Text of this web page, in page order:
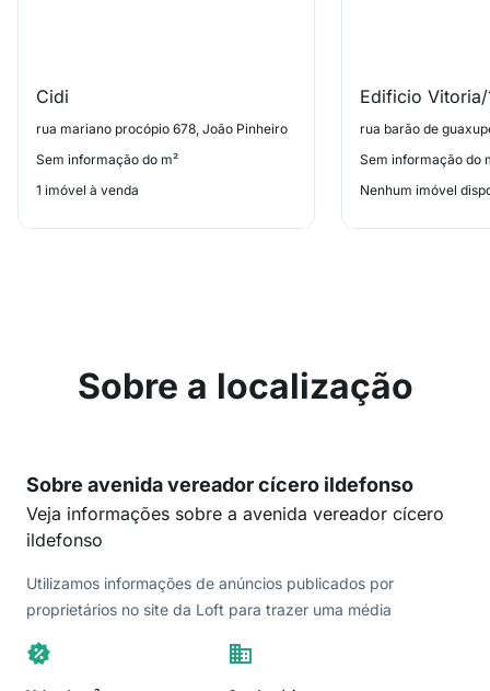
Cidi
rua mariano procópio 678, João Pinheiro
Sem informação do m²
1 imóvel à venda
Edificio Vitoria/
rua barão de
Sem informação do
Nenhum imóvel
Sobre a localização
Sobre avenida vereador cícero ildefonso
Veja informações sobre a avenida vereador cícero
ildefonso
Utilizamos informações de anúncios publicados por
proprietários no site da Loft para trazer uma média